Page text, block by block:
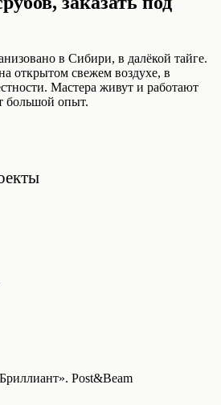
в Сибири, в далёкой тайге.
открытом свежем воздухе, в
Мастера живут и работают
большой опыт.
Post&Beam